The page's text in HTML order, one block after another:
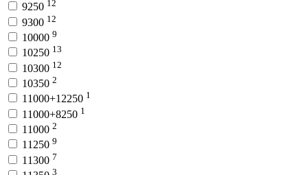
9250 12
9300 12
10000 9
10250 13
10300 12
10350 2
11000+12250 1
11000+8250 1
11000 2
11250 9
11300 7
3